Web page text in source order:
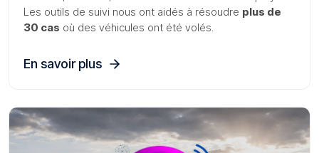
Les outils de suivi nous ont aidés à résoudre plus de
30 cas où des véhicules ont été volés.
En savoir plus